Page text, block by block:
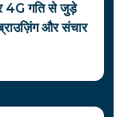
4G गति से जुड़े
और संचार